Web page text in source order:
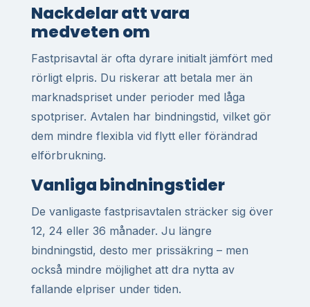
Nackdelar att vara
medveten om
Fastprisavtal är ofta dyrare initialt jämfört med
rörligt elpris. Du riskerar att betala mer än
marknadspriset under perioder med låga
spotpriser. Avtalen har bindningstid, vilket gör
dem mindre flexibla vid flytt eller förändrad
elförbrukning.
Vanliga bindningstider
De vanligaste fastprisavtalen sträcker sig över
12, 24 eller 36 månader. Ju längre
bindningstid, desto mer prissäkring – men
också mindre möjlighet att dra nytta av
fallande elpriser under tiden.